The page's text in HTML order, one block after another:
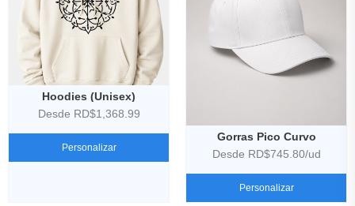
Hoodies (Unisex)
Desde RD$1,368.99
Personalizar
Gorras Pico Curvo
Desde RD$745.80/ud
Personalizar